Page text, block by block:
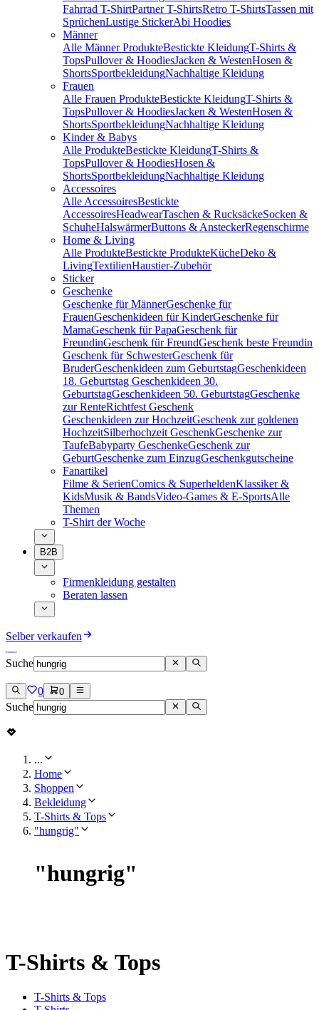
Fahrrad T-ShirtPartner T-ShirtsRetro T-ShirtsTassen mit
SprüchenLustige StickerAbi Hoodies
Männer
Alle Männer ProdukteBestickte KleidungT-Shirts &
TopsPullover & HoodiesJacken & WestenHosen &
ShortsSportbekleidungNachhaltige Kleidung
Frauen
Alle Frauen ProdukteBestickte KleidungT-Shirts &
TopsPullover & HoodiesJacken & WestenHosen &
ShortsSportbekleidungNachhaltige Kleidung
Kinder & Babys
Alle ProdukteBestickte KleidungT-Shirts &
TopsPullover & HoodiesHosen &
ShortsSportbekleidungNachhaltige Kleidung
Accessoires
Alle AccessoiresBestickte
AccessoiresHeadwearTaschen & RucksäckeSocken &
SchuheHalswärmerButtons & AnsteckerRegenschirme
Home & Living
Alle ProdukteBestickte ProdukteKücheDeko &
LivingTextilienHaustier-Zubehör
Sticker
Geschenke
Geschenke für MännerGeschenke für
FrauenGeschenkideen für KinderGeschenke für
MamaGeschenk für PapaGeschenk für
FreundinGeschenk für FreundGeschenk beste Freundin
Geschenk für SchwesterGeschenk für
BruderGeschenkideen zum GeburtstagGeschenkideen
18. Geburtstag Geschenkideen 30.
GeburtstagGeschenkideen 50. GeburtstagGeschenke
zur RenteRichtfest Geschenk
Geschenkideen zur HochzeitGeschenk zur goldenen
HochzeitSilberhochzeit GeschenkGeschenke zur
TaufeBabyparty GeschenkeGeschenk zur
GeburtGeschenke zum EinzugGeschenkgutscheine
Fanartikel
Filme & SerienComics & SuperheldenKlassiker &
KidsMusik & BandsVideo-Games & E-SportsAlle
Themen
T-Shirt der Woche
B2B
Firmenkleidung gestalten
Beraten lassen
Selber verkaufen
Suche
0 0
Suche
...
Home
Shoppen
Bekleidung
T-Shirts & Tops
"hungrig"
"hungrig"
T-Shirts & Tops
T-Shirts & Tops